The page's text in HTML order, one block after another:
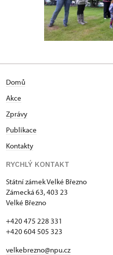
Domů
Akce
Zprávy
Publikace
Kontakty
RYCHLÝ KONTAKT
Státní zámek Velké Březno
Zámecká 63, 403 23
Velké Březno
+420 475 228 331
+420 604 505 323
velkebrezno@npu.cz